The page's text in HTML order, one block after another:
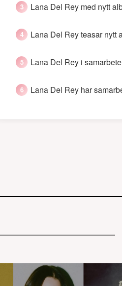
Lana Del Rey med nytt
Lana Del Rey teasar nytt
Lana Del Rey i
Lana Del Rey har